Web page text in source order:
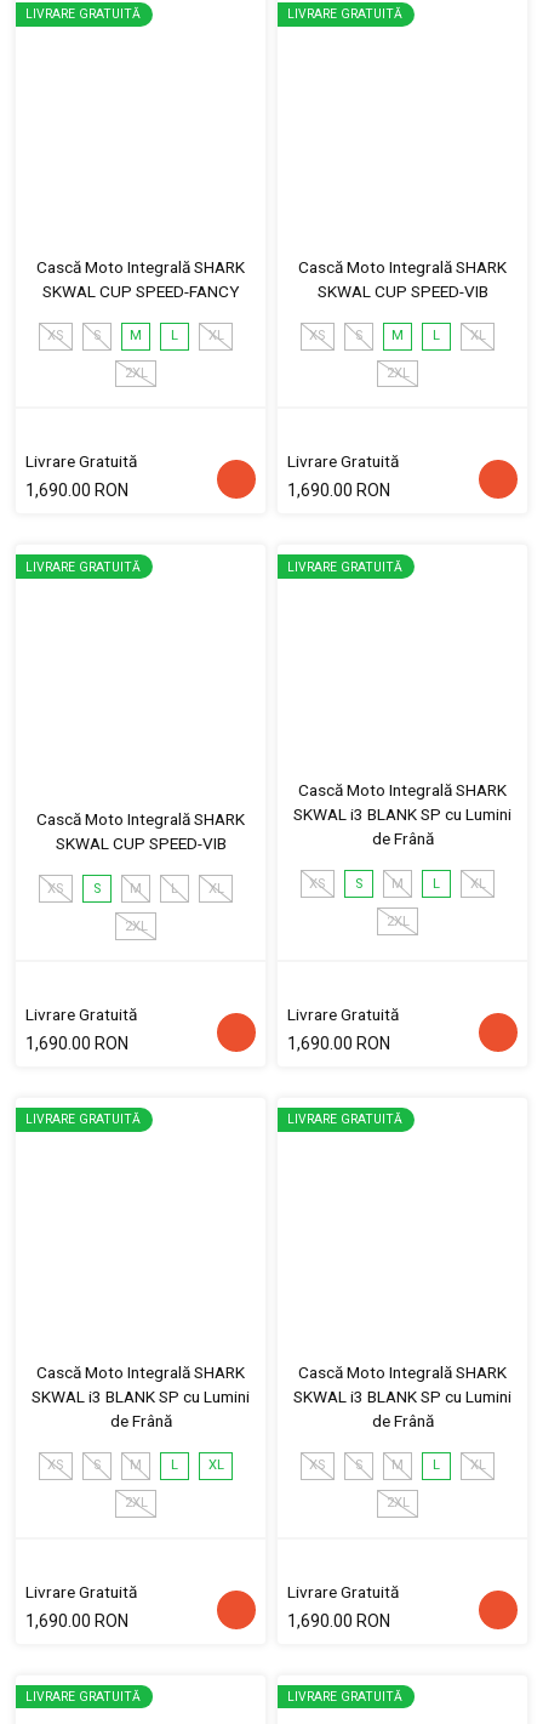
LIVRARE GRATUITĂ
Cască Moto Integrală SHARK
SKWAL CUP SPEED-FANCY
XS S M L XL
2XL
Livrare Gratuită
1,690.00 RON
LIVRARE GRATUITĂ
Cască Moto Integrală SHARK
SKWAL CUP SPEED-VIB
XS S M L XL
2XL
Livrare Gratuită
1,690.00 RON
LIVRARE GRATUITĂ
Cască Moto Integrală SHARK
SKWAL CUP SPEED-VIB
XS S M L XL
2XL
Livrare Gratuită
1,690.00 RON
LIVRARE GRATUITĂ
Cască Moto Integrală SHARK
SKWAL i3 BLANK SP cu Lumini
de Frână
XS S M L XL
2XL
Livrare Gratuită
1,690.00 RON
LIVRARE GRATUITĂ
Cască Moto Integrală SHARK
SKWAL i3 BLANK SP cu Lumini
de Frână
XS S M L XL
2XL
Livrare Gratuită
1,690.00 RON
LIVRARE GRATUITĂ
Cască Moto Integrală SHARK
SKWAL i3 BLANK SP cu Lumini
de Frână
XS S M L XL
2XL
Livrare Gratuită
1,690.00 RON
LIVRARE GRATUITĂ LIVRARE GRATUITĂ